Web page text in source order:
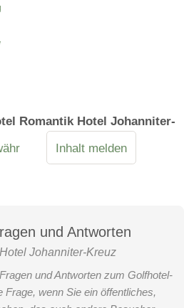
Romantik Hotel Johanniter-
Inhalt melden
und Antworten
Johanniter-Kreuz
und Antworten zum Golfhotel-
Frage, wenn Sie ein öffentliches,